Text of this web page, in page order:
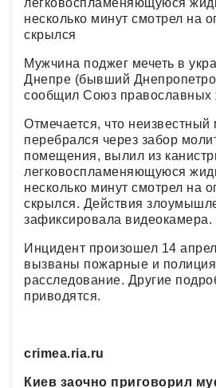
легковоспламеняющуюся
несколько минут смотрел на
скрылся
Мужчина поджег мечеть в
Днепре (бывший
сообщил Союз православных
Отмечается, что
перебрался через забор
помещения, вылил из
легковоспламеняющуюся
несколько минут смотрел на
скрылся. Действия
зафиксировала видеокамера.
Инцидент произошел 14
вызваны пожарные и
расследование. Другие
приводятся.
crimea.ria.ru
Киев заочно приговорил